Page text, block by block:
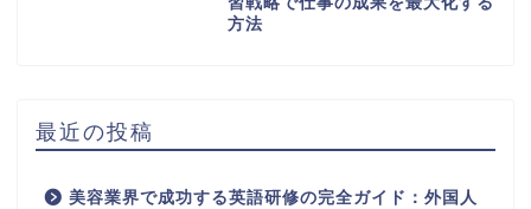
方法
最近の投稿
美容業界で成功する英語研修の完全ガイド：外国人